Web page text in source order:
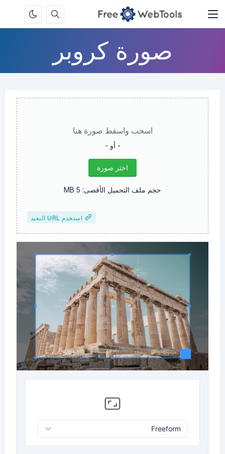
صورة كروبر
اسحب واسقط صورة هنا
- أو -
اختر صورة
حجم ملف التحميل الأقصى: 5 MB
استخدم URL البعيد